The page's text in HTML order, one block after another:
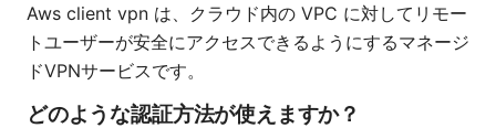
Aws client vpn は、クラウド内の VPC に対してリモー
トユーザーが安全にアクセスできるようにするマネージ
ドVPNサービスです。
どのような認証方法が使えますか？